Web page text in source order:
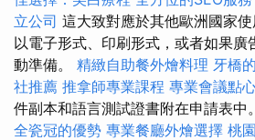
立公司 這大致對應於其他歐洲國家
以電子形式、印刷形式，或者如果廣
動準備。 精緻自助餐外燴料理 牙橋
社推薦 推拿師專業課程 專業會議點
件副本和語言測試證書附在申請表中
全瓷冠的優勢 專業餐廳外燴選擇 桃